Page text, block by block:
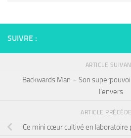
SUIVRE :
ARTICLE
Backwards Man – Son
l’envers
ARTICLE
Ce mini cœur cultivé en